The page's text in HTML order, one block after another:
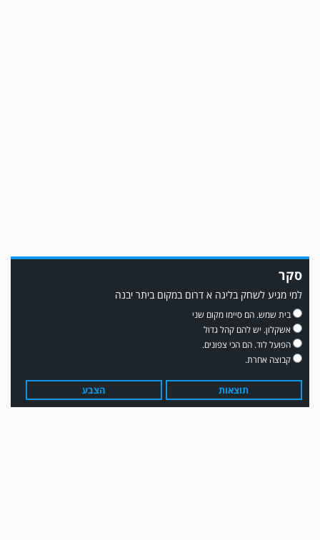
משחק אימון: שדרות גברה על מ.ס. דימונה 1-4.
סקר
למי מגיע לשחק בליגה א דרום במקום ביתר יבנה
בית שמש. הם סיימו מקום שני
אשקלון. יש להם קהל גדול
הפועל לוד. הם הכי צפונים.
קבוצה אחרת.
תוצאות הצבע